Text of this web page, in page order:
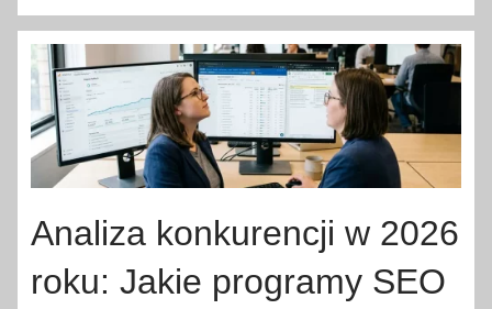
Analiza konkurencji w 2026
roku: Jakie programy SEO